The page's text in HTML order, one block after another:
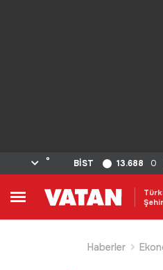
° BİST 13.688 0
Haberler